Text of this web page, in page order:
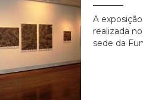
A
realizada
sede da